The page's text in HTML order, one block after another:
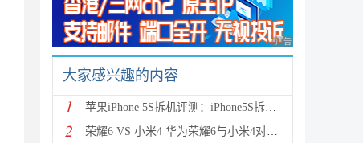
广告 商业广告，理性
大家感兴趣的内容
1 苹果iPhone 5S拆机评测：iPhone5S拆机图解详细教程(真
2 荣耀6 VS 小米4 华为荣耀6与小米4对比评测（详细全面